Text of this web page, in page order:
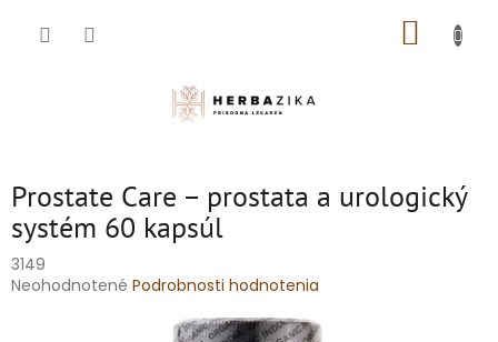
Prostate Care – prostata a urologický
systém 60 kapsúl
3149
Priemerné
Neohodnotené Podrobnosti hodnotenia